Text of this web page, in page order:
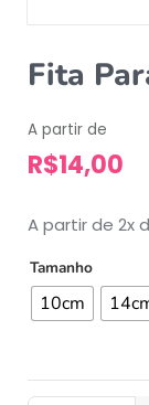
Fita
A partir de
R$14,00
A partir de 2x
Tamanho
10cm